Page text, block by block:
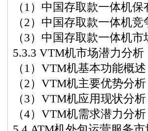
（1）中国存取款一体机
（2）中国存取款一体机
（3）中国存取款一体机市
5.3.3 VTM机市场潜力分析
（1）VTM机基本功能概述
（2）VTM机主要优势分析
（3）VTM机应用现状分析
（4）VTM机需求潜力分析